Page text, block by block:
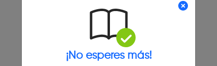
¡No esperes más!